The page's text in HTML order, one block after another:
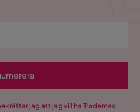
jag att jag vill ha Trademax